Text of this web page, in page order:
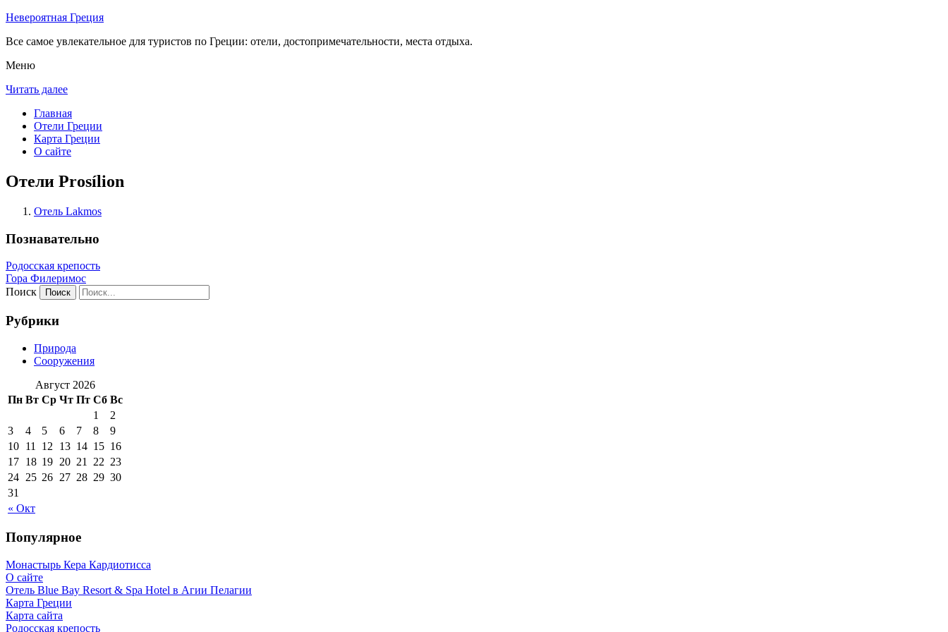
Невероятная Греция
Все самое увлекательное для туристов по Греции: отели, достопримечательности, места отдыха.
Меню
Читать далее
Главная
Отели Греции
Карта Греции
О сайте
Отели Prosílion
Отель Lakmos
Познавательно
Родосская крепость
Гора Филеримос
Поиск
Рубрики
Природа
Сооружения
Август 2026
Пн Вт Ср Чт Пт Сб Вс
« Окт
1
2
3
4 5 6 7 8
9
10 11 12 13 14 15 16
17 18 19 20 21 22 23
24 25 26 27 28 29 30
31
Популярное
Монастырь Кера Кардиотисса
О сайте
Отель Blue Bay Resort & Spa Hotel в Агии Пелагии
Карта Греции
Карта сайта
Родосская крепость